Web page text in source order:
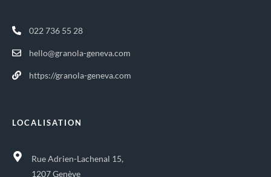
022 736 55 28
hello@granola-geneva.com
https://granola-geneva.com
LOCALISATION
Rue Adrien-Lachenal 15,
1207 Genève